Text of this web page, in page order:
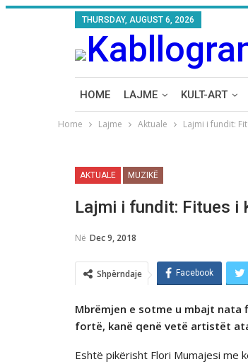
THURSDAY, AUGUST 6, 2026
HOME LAJME KULT-ART
Home Lajme Aktuale Lajmi i fundit:
AKTUALE MUZIKË
Lajmi i fundit: Fitues i
Në Dec 9, 2018
Shpërndaje Facebook
Mbrëmjen e sotme u mbajt nata
fortë, kanë qenë vetë artistët
Eshtё pikёrisht Flori Mumajesi me